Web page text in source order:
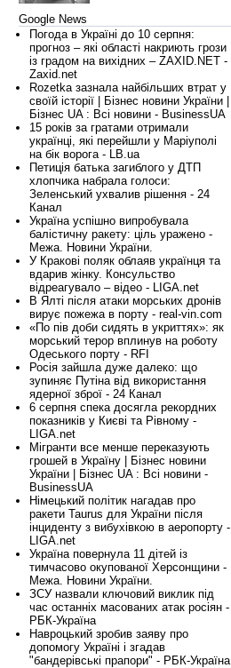
Google News
Погода в Україні до 10 серпня:
прогноз – які області накриють грози
із градом на вихідних – ZAXID.NET -
Zaxid.net
Rozetka зазнала найбільших втрат у
своїй історії | Бізнес новини України |
Бізнес UA : Всі новини - BusinessUA
15 років за гратами отримали
українці, які перейшли у Маріуполі
на бік ворога - LB.ua
Петиція батька загиблого у ДТП
хлопчика набрала голоси:
Зеленський ухвалив рішення - 24
Канал
Україна успішно випробувала
балістичну ракету: ціль уражено -
Межа. Новини України.
У Кракові поляк облаяв українця та
вдарив жінку. Консульство
відреагувало – відео - LIGA.net
В Ялті після атаки морських дронів
вирує пожежа в порту - real-vin.com
«По пів доби сидять в укриттях»: як
морський терор вплинув на роботу
Одеського порту - RFI
Росія зайшла дуже далеко: що
зупиняє Путіна від використання
ядерної зброї - 24 Канал
6 серпня спека досягла рекордних
показників у Києві та Рівному -
LIGA.net
Мігранти все менше переказують
грошей в Україну | Бізнес новини
України | Бізнес UA : Всі новини -
BusinessUA
Німецький політик нагадав про
ракети Taurus для України після
інциденту з вибухівкою в аеропорту -
LIGA.net
Україна повернула 11 дітей із
тимчасово окупованої Херсонщини -
Межа. Новини України.
ЗСУ назвали ключовий виклик під
час останніх масованих атак росіян -
РБК-Україна
Навроцький зробив заяву про
допомогу Україні і згадав
"бандерівські прапори" - РБК-Україна